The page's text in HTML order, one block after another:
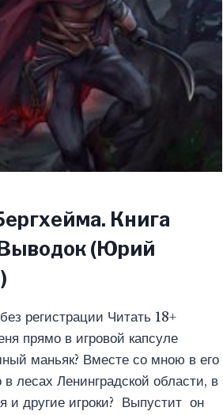
Книга
(Юрий
регистрации Читать 18+
прямо в игровой капсуле
маньяк? Вместе со мною в его
в лесах Ленинградской области, в
и другие игроки? Выпустит он